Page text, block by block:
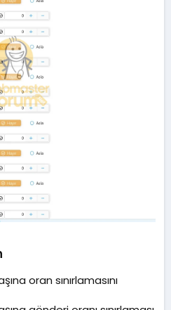
oran sınırlamasını